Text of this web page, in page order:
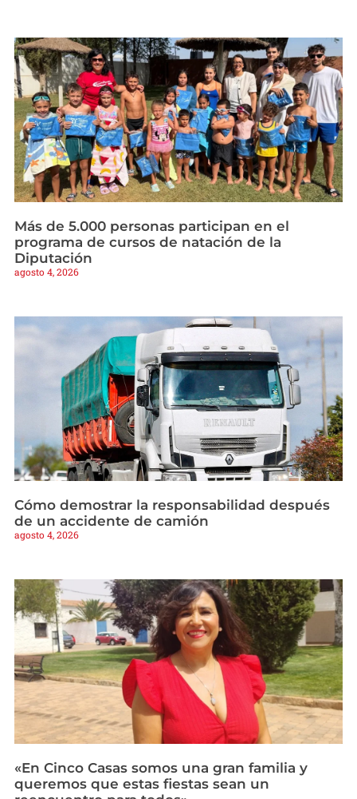
Más de 5.000 personas participan en el
programa de cursos de natación de la
Diputación
agosto 4, 2026
Cómo demostrar la responsabilidad después
de un accidente de camión
agosto 4, 2026
«En Cinco Casas somos una gran familia y
queremos que estas fiestas sean un